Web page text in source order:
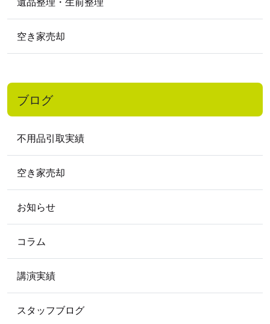
2018年
2018年11月 2018年10月 2018年2月
2017年
2017年7月
2017年1月
2016年
2016年11月
2016年2月
2015年
2015年2月
2012年
2012年5月
2009 年
空き家売却
ブログ
不用品引取実績
空き家売却
お知らせ
コラム
講演実績
スタッフブログ